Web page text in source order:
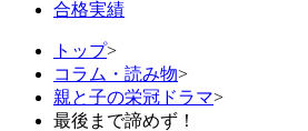
合格実績
トップ>
コラム・読み物>
親と子の栄冠ドラマ>
最後まで諦めず！